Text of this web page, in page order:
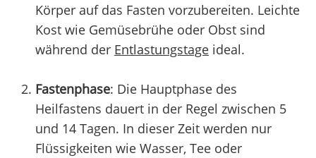
Körper auf das Fasten vorzubereiten. Leichte
Kost wie Gemüsebrühe oder Obst sind
während der Entlastungstage ideal.
Fastenphase: Die Hauptphase des
Heilfastens dauert in der Regel zwischen 5
und 14 Tagen. In dieser Zeit werden nur
Flüssigkeiten wie Wasser, Tee oder